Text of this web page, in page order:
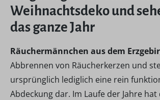
Weihnachtsdeko und
das ganze Jahr
Räuchermännchen aus dem
Abbrennen von Räucherkerzen und
ursprünglich lediglich eine rein
Abdeckung dar. Im Laufe der Jahre hat